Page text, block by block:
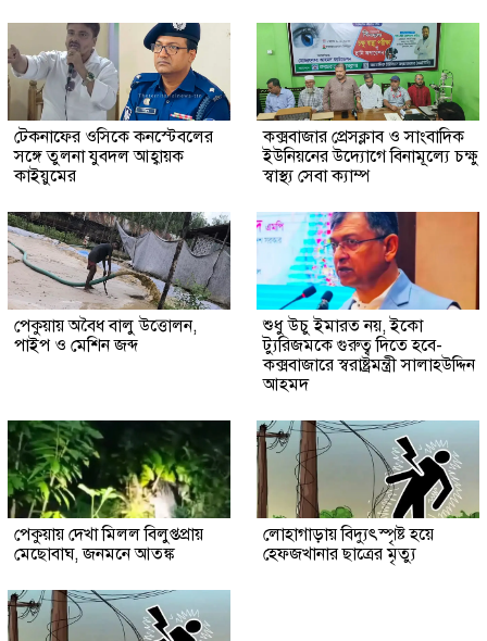
টেকনাফের ওসিকে কনস্টেবলের
সঙ্গে তুলনা যুবদল আহ্বায়ক
কাইয়ুমের
কক্সবাজার প্রেসক্লাব ও সাংবাদিক
ইউনিয়নের উদ্যোগে বিনামূল্যে চক্ষু
স্বাস্থ্য সেবা ক্যাম্প
পেকুয়ায় অবৈধ বালু উত্তোলন,
পাইপ ও মেশিন জব্দ
শুধু উচু ইমারত নয়, ইকো
ট্যুরিজমকে গুরুত্ব দিতে হবে-
কক্সবাজারে স্বরাষ্ট্রমন্ত্রী সালাহউদ্দিন
আহমদ
পেকুয়ায় দেখা মিলল বিলুপ্তপ্রায়
মেছোবাঘ, জনমনে আতঙ্ক
লোহাগাড়ায় বিদ্যুৎস্পৃষ্ট হয়ে
হেফজখানার ছাত্রের মৃত্যু